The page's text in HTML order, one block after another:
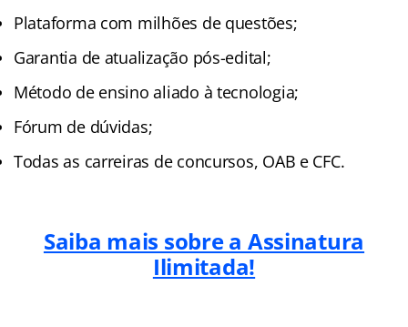
Plataforma com milhões de questões;
Garantia de atualização pós-edital;
Método de ensino aliado à tecnologia;
Fórum de dúvidas;
Todas as carreiras de concursos, OAB e CFC.
Saiba mais sobre a Assinatura
Ilimitada!